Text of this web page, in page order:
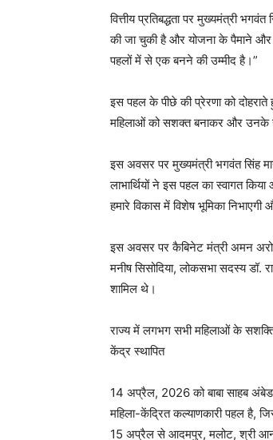
वित्तीय प्रतिबद्धता पर मुख्यमंत्री
की जा चुकी है और योजना के पैमाने और
पहलों में से एक बनने की उम्मीद है।”
इस पहल के पीछे की प्रेरणा को दोहराते
महिलाओं को सशक्त बनाकर और उनके
इस अवसर पर मुख्यमंत्री भगवंत सिंह
लाभार्थियों ने इस पहल का स्वागत
हमारे विकास में विशेष भूमिका
इस अवसर पर कैबिनेट मंत्री अमन
मनीष सिसोदिया, लोकसभा सदस्य डॉ.
शामिल थे।
राज्य में लगभग सभी महिलाओं के
केंद्र स्थापित
14 अप्रैल, 2026 को बाबा साहब
महिला-केंद्रित कल्याणकारी पहल है,
15 अप्रैल से आदमपुर, मलोट, श्री